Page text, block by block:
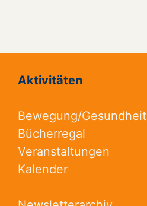
Aktivitäten
Bewegung/Gesundheit
Bücherregal
Veranstaltungen
Kalender